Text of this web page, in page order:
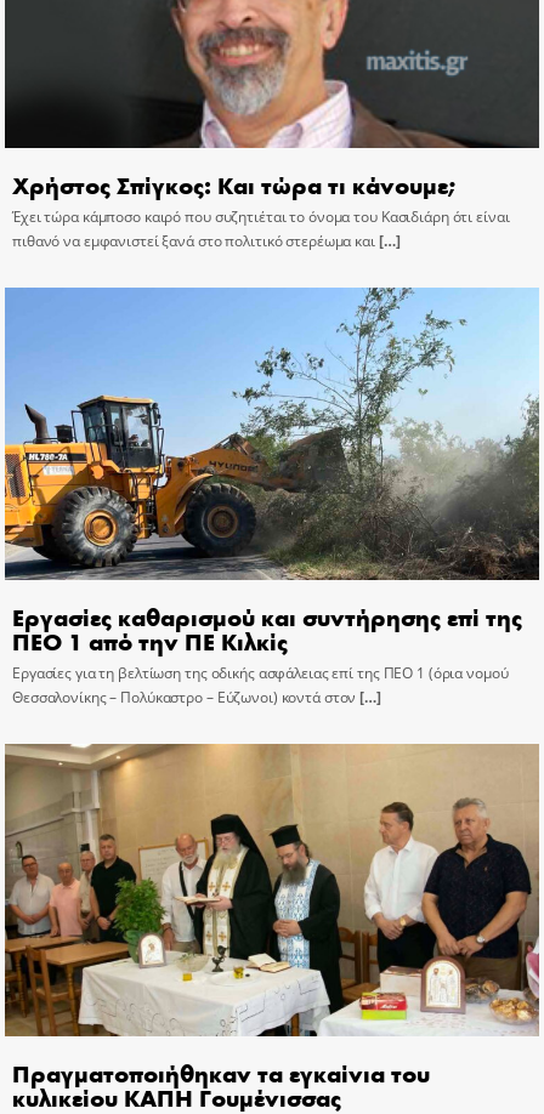
Χρήστος Σπίγκος: Και τώρα τι κάνουμε;
Έχει τώρα κάμποσο καιρό που συζητιέται το όνομα του Κασιδιάρη ότι είναι
πιθανό να εμφανιστεί ξανά στο πολιτικό στερέωμα και[…]
Εργασίες καθαρισμού και συντήρησης επί της
ΠΕΟ 1 από την ΠΕ Κιλκίς
Εργασίες για τη βελτίωση της οδικής ασφάλειας επί της ΠΕΟ 1 (όρια νομού
Θεσσαλονίκης – Πολύκαστρο – Εύζωνοι) κοντά στον […]
Πραγματοποιήθηκαν τα εγκαίνια του
κυλικείου ΚΑΠΗ Γουμένισσας